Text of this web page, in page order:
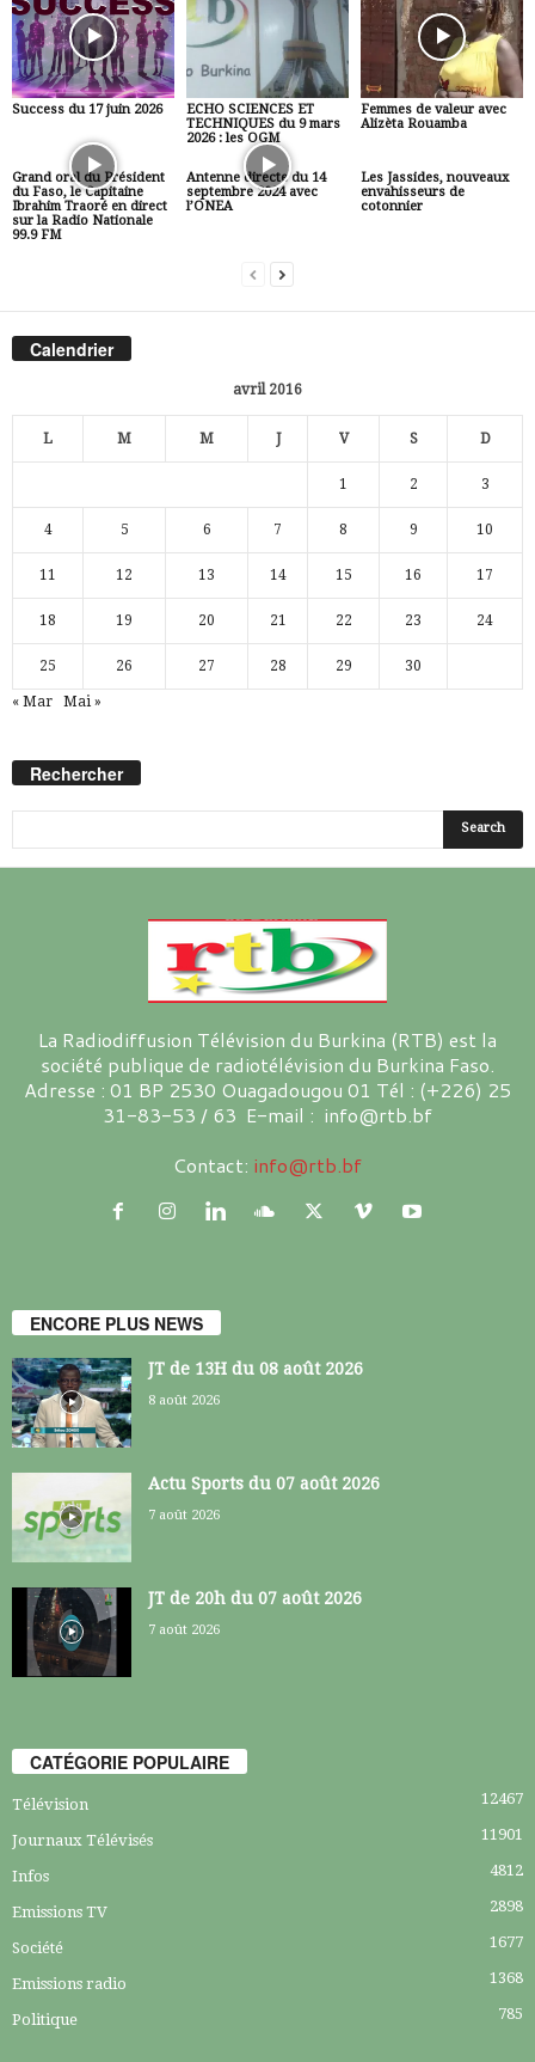
Success du 17 juin 2026
ECHO SCIENCES ET
TECHNIQUES du 9 mars
2026 : les OGM
Femmes de valeur avec
Alizèta Rouamba
Grand oral du Président
du Faso, le Capitaine
Ibrahim Traoré en direct
sur la Radio Nationale
99.9 FM
Antenne directe du 14
septembre 2024 avec
l’ONEA
Les Jassides, nouveaux
envahisseurs de
cotonnier
Calendrier
avril 2016
L M M J V S D
1 2 3
4 5 6 7 8 9 10
11 12 13 14 15 16 17
18 19 20 21 22 23 24
25 26 27 28 29 30
« Mar Mai »
Rechercher
La Radiodiffusion Télévision du Burkina (RTB) est la
société publique de radiotélévision du Burkina Faso.
Adresse : 01 BP 2530 Ouagadougou 01 Tél : (+226) 25
31-83-53 / 63 E-mail : info@rtb.bf
Contact: info@rtb.bf
ENCORE PLUS NEWS
JT de 13H du 08 août 2026
8 août 2026
Actu Sports du 07 août 2026
7 août 2026
JT de 20h du 07 août 2026
7 août 2026
CATÉGORIE POPULAIRE
Télévision 12467
Journaux Télévisés 11901
Infos 4812
Emissions TV 2898
Société 1677
Emissions radio 1368
Politique 785